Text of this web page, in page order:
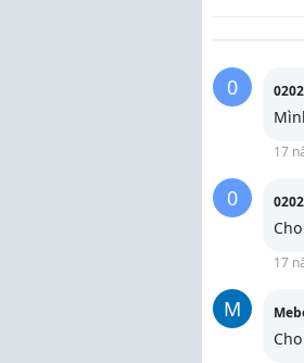
0
17
0
17
M